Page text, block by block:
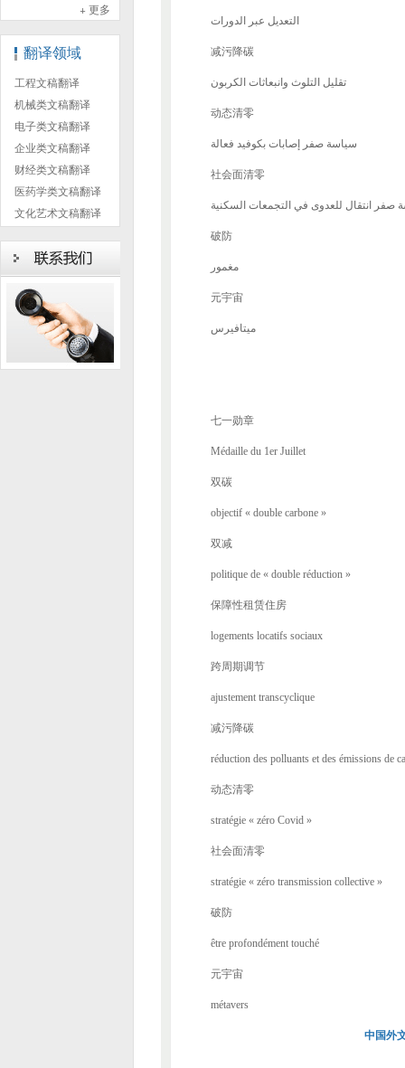
التعديل عبر الدورات
减污降碳
تقليل التلوث وانبعاثات الكربون
动态清零
سياسة صفر إصابات بكوفيد فعالة
社会面清零
صفر انتقال للعدوى في التجمعات السكنية
破防
مغمور
元宇宙
ميتافيرس
七一勋章
Médaille du 1er Juillet
双碳
objectif « double carbone »
双减
politique de « double réduction »
保障性租赁住房
logements locatifs sociaux
跨周期调节
ajustement transcyclique
减污降碳
réduction des polluants et des émissions de
动态清零
stratégie « zéro Covid »
社会面清零
stratégie « zéro transmission collective »
破防
être profondément touché
元宇宙
métavers
中国外
+ 更多
翻译领域
工程文稿翻译
机械类文稿翻译
电子类文稿翻译
企业类文稿翻译
财经类文稿翻译
医药学类文稿翻译
文化艺术文稿翻译